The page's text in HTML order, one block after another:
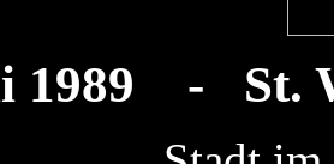
1989 - St.